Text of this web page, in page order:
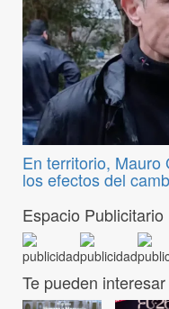
En territorio,
los efectos del
Espacio Publicitario
Te pueden interesar